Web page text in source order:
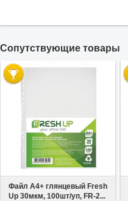
Cопутствующие товары
В избранное
Файл A4+ глянцевый Fresh
Up 30мкм, 100шт/уп, FR-2...